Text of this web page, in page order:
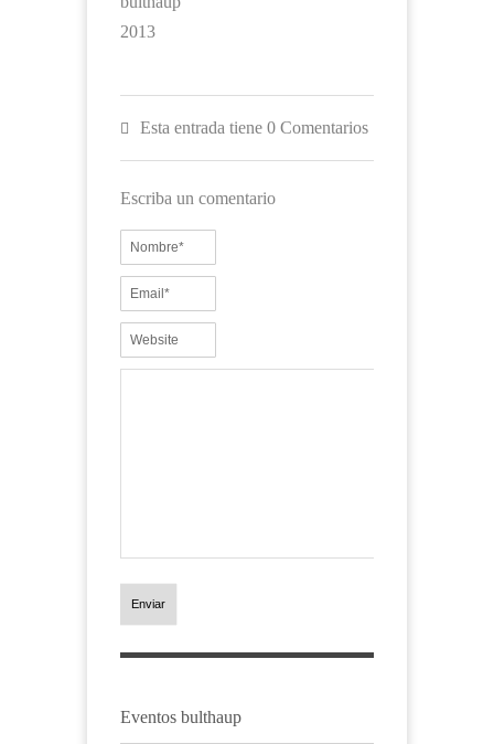
Esta entrada tiene 0 Comentarios
Escriba un comentario
Enviar
Eventos bulthaup